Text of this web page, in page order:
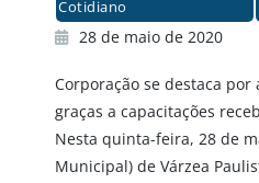
Cotidiano
28 de maio de 2020
Corporação se destaca por
graças a capacitações
Nesta quinta-feira, 28 de
Municipal) de Várzea